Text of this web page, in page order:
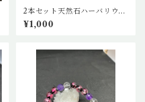
2本セット天然石ハーバリウム
ボールペン（花柄2）
¥1,000